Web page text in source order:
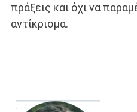
πράξεις και όχι να
αντίκρισμα.